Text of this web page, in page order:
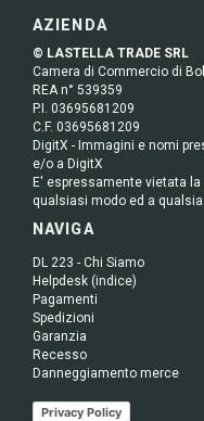
AZIENDA
© LASTELLA TRADE SRL
Camera di Commercio di
REA n° 539359
P.I. 03695681209
C.F. 03695681209
DigitX - Immagini e nomi
e/o a DigitX
E' espressamente vietata
qualsiasi modo ed a
NAVIGA
DL 223 - Chi Siamo
Helpdesk (indice)
Pagamenti
Spedizioni
Garanzia
Recesso
Danneggiamento merce
Privacy Policy